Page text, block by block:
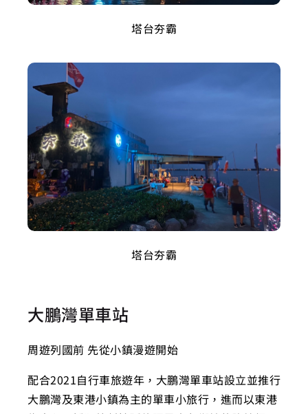
塔台夯霸
塔台夯霸
大鵬灣單車站
周遊列國前 先從小鎮漫遊開始
配合2021自行車旅遊年，大鵬灣單車站設立並推行
大鵬灣及東港小鎮為主的單車小旅行，進而以東港